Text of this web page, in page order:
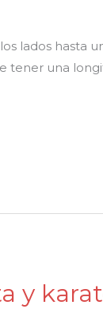
lados hasta
tener una
y